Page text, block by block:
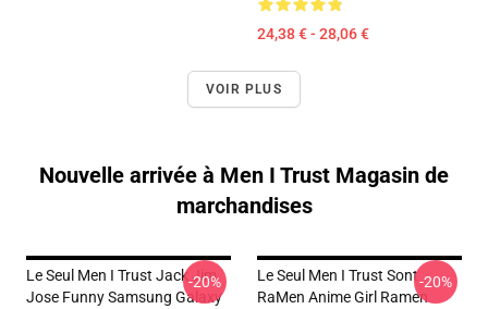
24,38 € - 28,06 €
VOIR PLUS
Nouvelle arrivée à Men I Trust Magasin de
marchandises
Le Seul Men I Trust Jack Jim
Jose Funny Samsung Galaxy
-20%
Le Seul Men I Trust Sont
RaMen Anime Girl Ramen
-20%